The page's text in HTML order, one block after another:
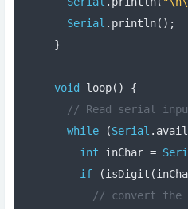
Serial . println();
}
void loop()
{
// Read serial
while
(Serial .
int inChar =
if
(isDigit (
// convert the